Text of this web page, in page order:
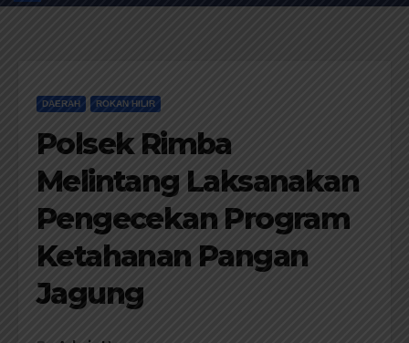
DAERAH ROKAN HILIR
Polsek Rimba
Melintang Laksanakan
Pengecekan Program
Ketahanan Pangan
Jagung